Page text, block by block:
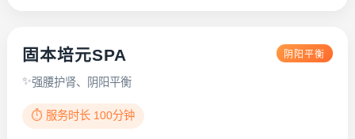
固本培元SPA 阴阳平衡
强腰护肾、阴阳平衡
⏱️ 服务时长 100分钟